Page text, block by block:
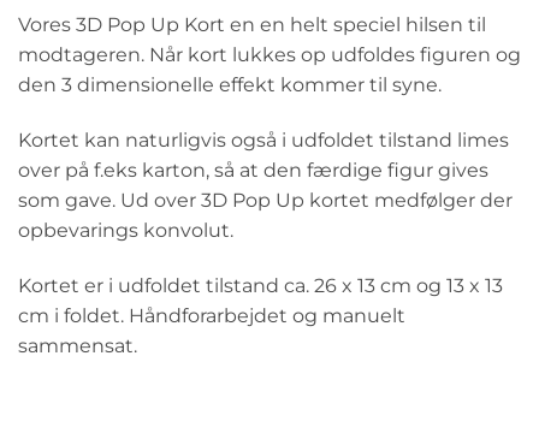
Vores 3D Pop Up Kort en en helt speciel hilsen til
modtageren. Når kort lukkes op udfoldes figuren og
den 3 dimensionelle effekt kommer til syne.
Kortet kan naturligvis også i udfoldet tilstand limes
over på f.eks karton, så at den færdige figur gives
som gave. Ud over 3D Pop Up kortet medfølger der
opbevarings konvolut.
Kortet er i udfoldet tilstand ca. 26 x 13 cm og 13 x 13
cm i foldet. Håndforarbejdet og manuelt
sammensat.